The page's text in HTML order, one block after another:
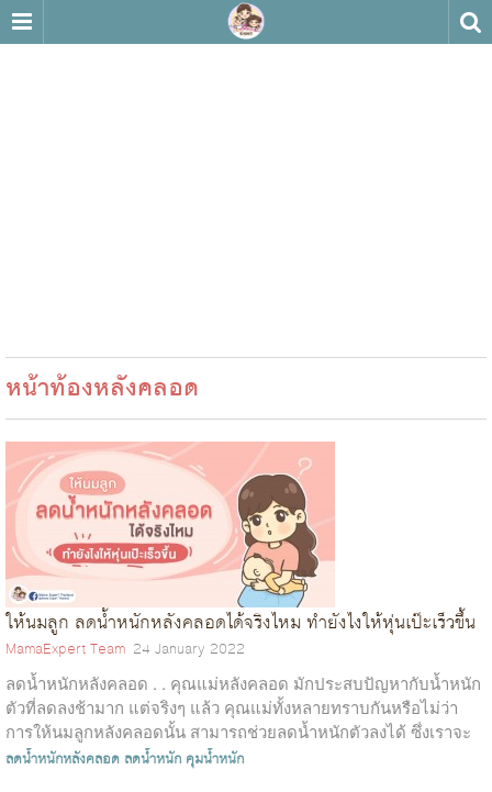
หน้าท้องหลังคลอด
ให้นมลูก ลดน้ำหนักหลังคลอดได้จริงไหม ทำยังไงให้หุ่นเป๊ะเร็วขึ้น
MamaExpert Team 24 January 2022
ลดน้ำหนักหลังคลอด . . คุณแม่หลังคลอด มักประสบปัญหากับน้ำหนัก
ตัวที่ลดลงช้ามาก แต่จริงๆ แล้ว คุณแม่ทั้งหลายทราบกันหรือไม่ว่า
การให้นมลูกหลังคลอดนั้น สามารถช่วยลดน้ำหนักตัวลงได้ ซึ่งเราจะ
มาหาคำตอบนี...
ลดน้ำหนักหลังคลอด ลดน้ำหนัก คุมน้ำหนัก